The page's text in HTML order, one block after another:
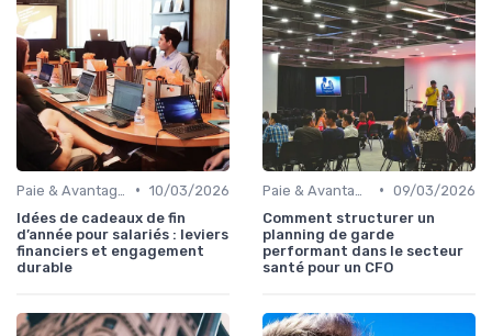
• 10/03/2026
Idées de cadeaux de fin
d’année pour salariés : leviers
financiers et engagement
durable
• 09/03/2026
Comment structurer un
planning de garde
performant dans le secteur
santé pour un CFO